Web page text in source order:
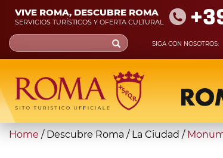
Skip
main
content
VIVE ROMA, DESCUBRE ROMA
SERVICIOS TURÍSTICOS Y OFERTA CULTURAL
SIGA CON NOSOTROS:
Search
form
Búsqueda
You
Home / Descubre Roma / La Ciudad /